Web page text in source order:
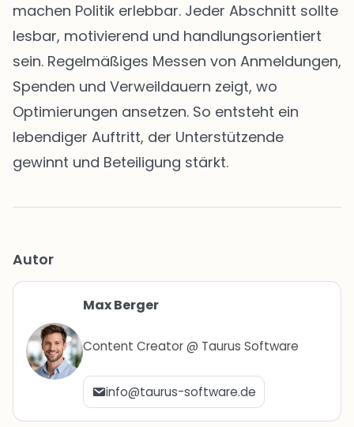
machen Politik erlebbar. Jeder Abschnitt sollte
lesbar, motivierend und handlungsorientiert
sein. Regelmäßiges Messen von Anmeldungen,
Spenden und Verweildauern zeigt, wo
Optimierungen ansetzen. So entsteht ein
lebendiger Auftritt, der Unterstützende
gewinnt und Beteiligung stärkt.
Autor
Max Berger
Content Creator @ Taurus Software
info@taurus-software.de